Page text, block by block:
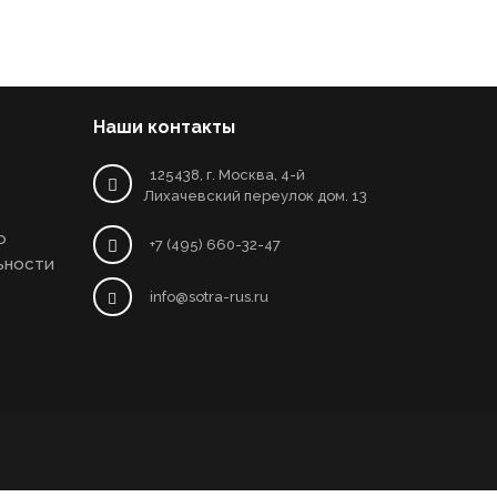
Наши контакты
125438, г. Москва, 4-й
Лихачевский переулок дом. 13
+7 (495) 660-32-47
info@sotra-rus.ru